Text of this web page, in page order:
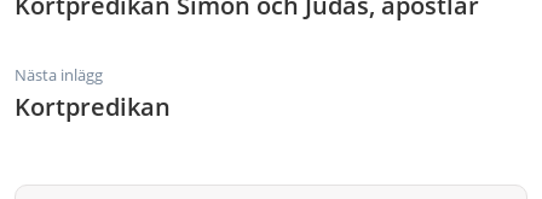
Nästa inlägg
Kortpredikan